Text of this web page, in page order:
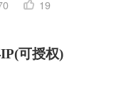
19
可授权)